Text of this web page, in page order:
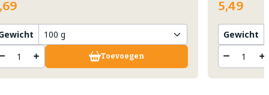
Toevoegen
5,49
Gewicht